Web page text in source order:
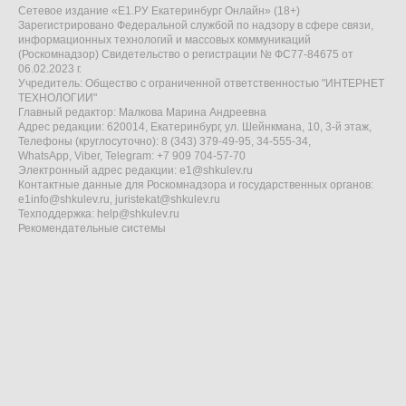
Сетевое издание «Е1.РУ Екатеринбург Онлайн» (18+)
Зарегистрировано Федеральной службой по надзору в сфере связи,
информационных технологий и массовых коммуникаций
(Роскомнадзор) Свидетельство о регистрации № ФС77-84675 от
06.02.2023 г.
Учредитель: Общество с ограниченной ответственностью "ИНТЕРНЕТ
ТЕХНОЛОГИИ"
Главный редактор: Малкова Марина Андреевна
Адрес редакции: 620014, Екатеринбург, ул. Шейнкмана, 10, 3-й этаж,
Телефоны (круглосуточно): 8 (343) 379-49-95, 34-555-34,
WhatsApp, Viber, Telegram: +7 909 704-57-70
Электронный адрес редакции: e1@shkulev.ru
Контактные данные для Роскомнадзора и государственных органов:
e1info@shkulev.ru, juristekat@shkulev.ru
Техподдержка: help@shkulev.ru
Рекомендательные системы